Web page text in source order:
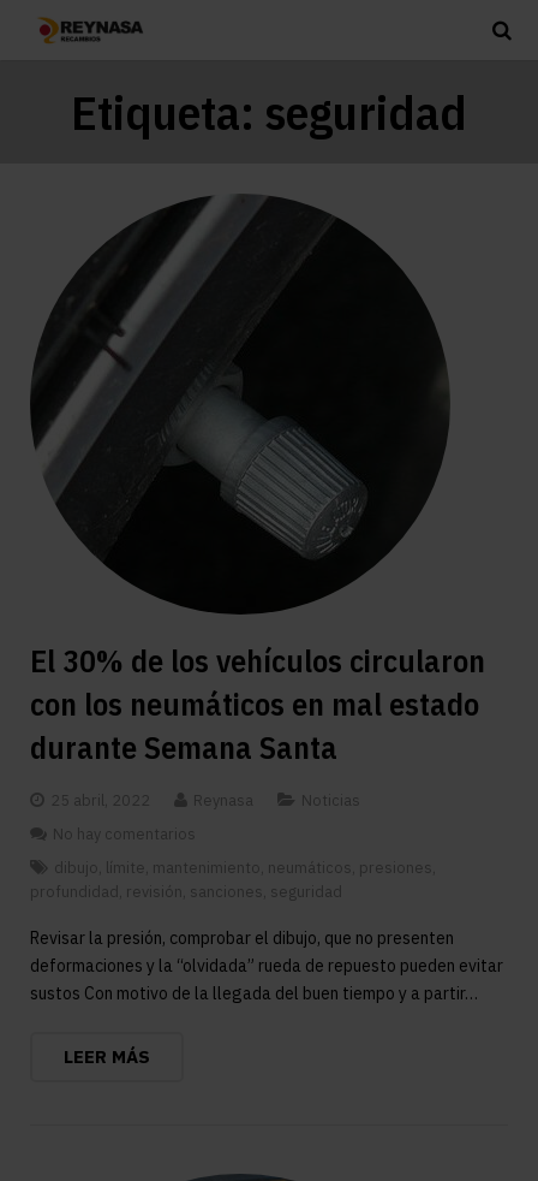
Etiqueta: seguridad
El 30% de los vehículos circularon
con los neumáticos en mal estado
durante Semana Santa
25 abril, 2022 Reynasa
Noticias
No hay comentarios
dibujo límite mantenimiento neumáticos presiones
profundidad revisión sanciones seguridad
Revisar la presión, comprobar el dibujo, que no presenten
deformaciones y la “olvidada” rueda de repuesto pueden evitar
sustos Con motivo de la llegada del buen tiempo y a partir…
LEER MÁS